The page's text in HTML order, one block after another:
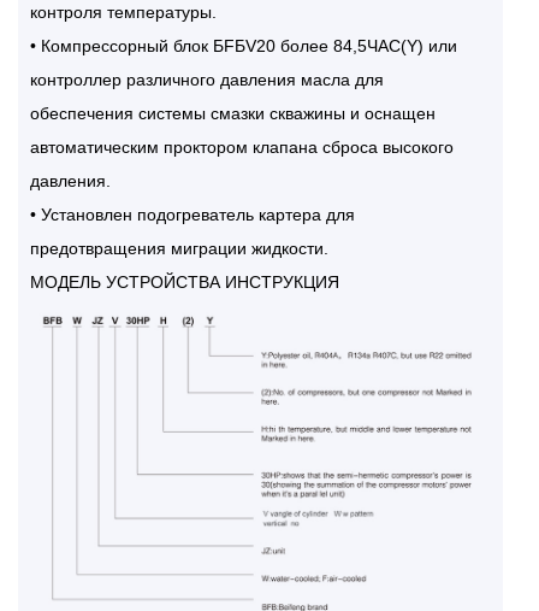
контроля температуры.
• Компрессорный блок БFБV20 более 84,5ЧАС(Y) или
контроллер различного давления масла для
обеспечения системы смазки скважины и оснащен
автоматическим проктором клапана сброса высокого
давления.
• Установлен подогреватель картера для
предотвращения миграции жидкости.
МОДЕЛЬ УСТРОЙСТВА ИНСТРУКЦИЯ